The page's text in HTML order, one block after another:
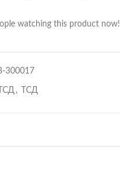
watching this product now!
300017
ТСД , ТСД